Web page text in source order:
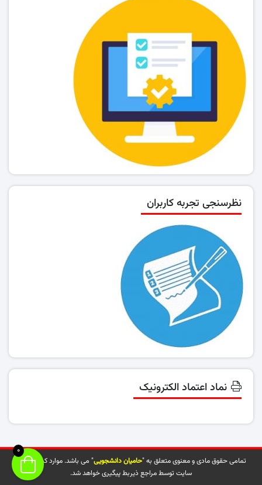
نظرسنجی تجربه کاربران
نماد اعتماد الکترونیک
تمامی حقوق مادی و معنوی متعلق به "حامیان دانشجویی" می باشد. موارد کپی شده از
سایت توسط مراجع ذیربط پیگیری خواهد شد.
0